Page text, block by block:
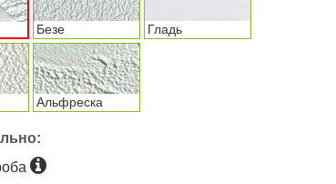
Безе Гладь
Альфреска